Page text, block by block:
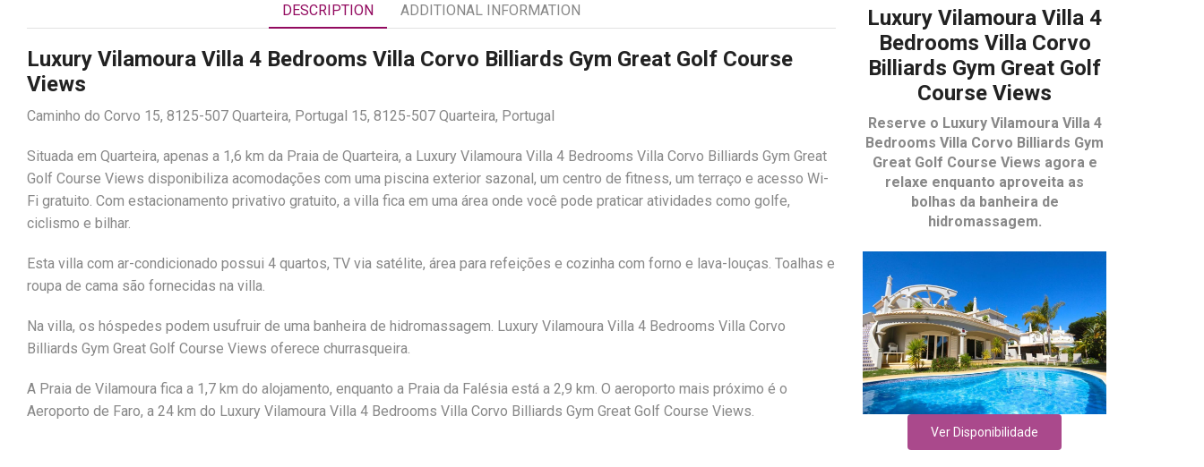
DESCRIPTION ADDITIONAL INFORMATION
Luxury Vilamoura Villa 4 Bedrooms Villa Corvo Billiards Gym Great Golf Course
Views
Caminho do Corvo 15, 8125-507 Quarteira, Portugal 15, 8125-507 Quarteira, Portugal
Situada em Quarteira, apenas a 1,6 km da Praia de Quarteira, a Luxury Vilamoura Villa 4 Bedrooms Villa Corvo Billiards Gym Great
Golf Course Views disponibiliza acomodações com uma piscina exterior sazonal, um centro de fitness, um terraço e acesso Wi-
Fi gratuito. Com estacionamento privativo gratuito, a villa fica em uma área onde você pode praticar atividades como golfe,
ciclismo e bilhar.
Esta villa com ar-condicionado possui 4 quartos, TV via satélite, área para refeições e cozinha com forno e lava-louças. Toalhas e
roupa de cama são fornecidas na villa.
Na villa, os hóspedes podem usufruir de uma banheira de hidromassagem. Luxury Vilamoura Villa 4 Bedrooms Villa Corvo
Billiards Gym Great Golf Course Views oferece churrasqueira.
A Praia de Vilamoura fica a 1,7 km do alojamento, enquanto a Praia da Falésia está a 2,9 km. O aeroporto mais próximo é o
Aeroporto de Faro, a 24 km do Luxury Vilamoura Villa 4 Bedrooms Villa Corvo Billiards Gym Great Golf Course Views.
Luxury Vilamoura Villa 4
Bedrooms Villa Corvo
Billiards Gym Great Golf
Course Views
Reserve o Luxury Vilamoura Villa 4
Bedrooms Villa Corvo Billiards Gym
Great Golf Course Views agora e
relaxe enquanto aproveita as
bolhas da banheira de
hidromassagem.
Ver Disponibilidade